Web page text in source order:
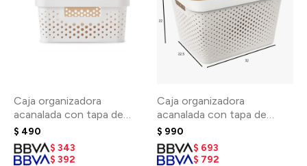
Caja organizadora
acanalada con tapa de
Bambu 26,5 x 17,5 x 13cm -
Blanco
$ 490
$ 343
$ 392
Caja organizadora
acanalada con tapa de
bambu 35,5 x 26,5 x
22,5cm - Blanco
$ 990
$ 693
$ 792